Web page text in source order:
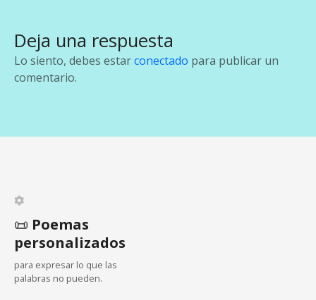
g
a
i
n
d
e
e
Deja una respuesta
Lo siento, debes estarconectado para publicar un
comentario.
📜 Poemas
personalizados
para expresar lo que las
palabras no pueden.